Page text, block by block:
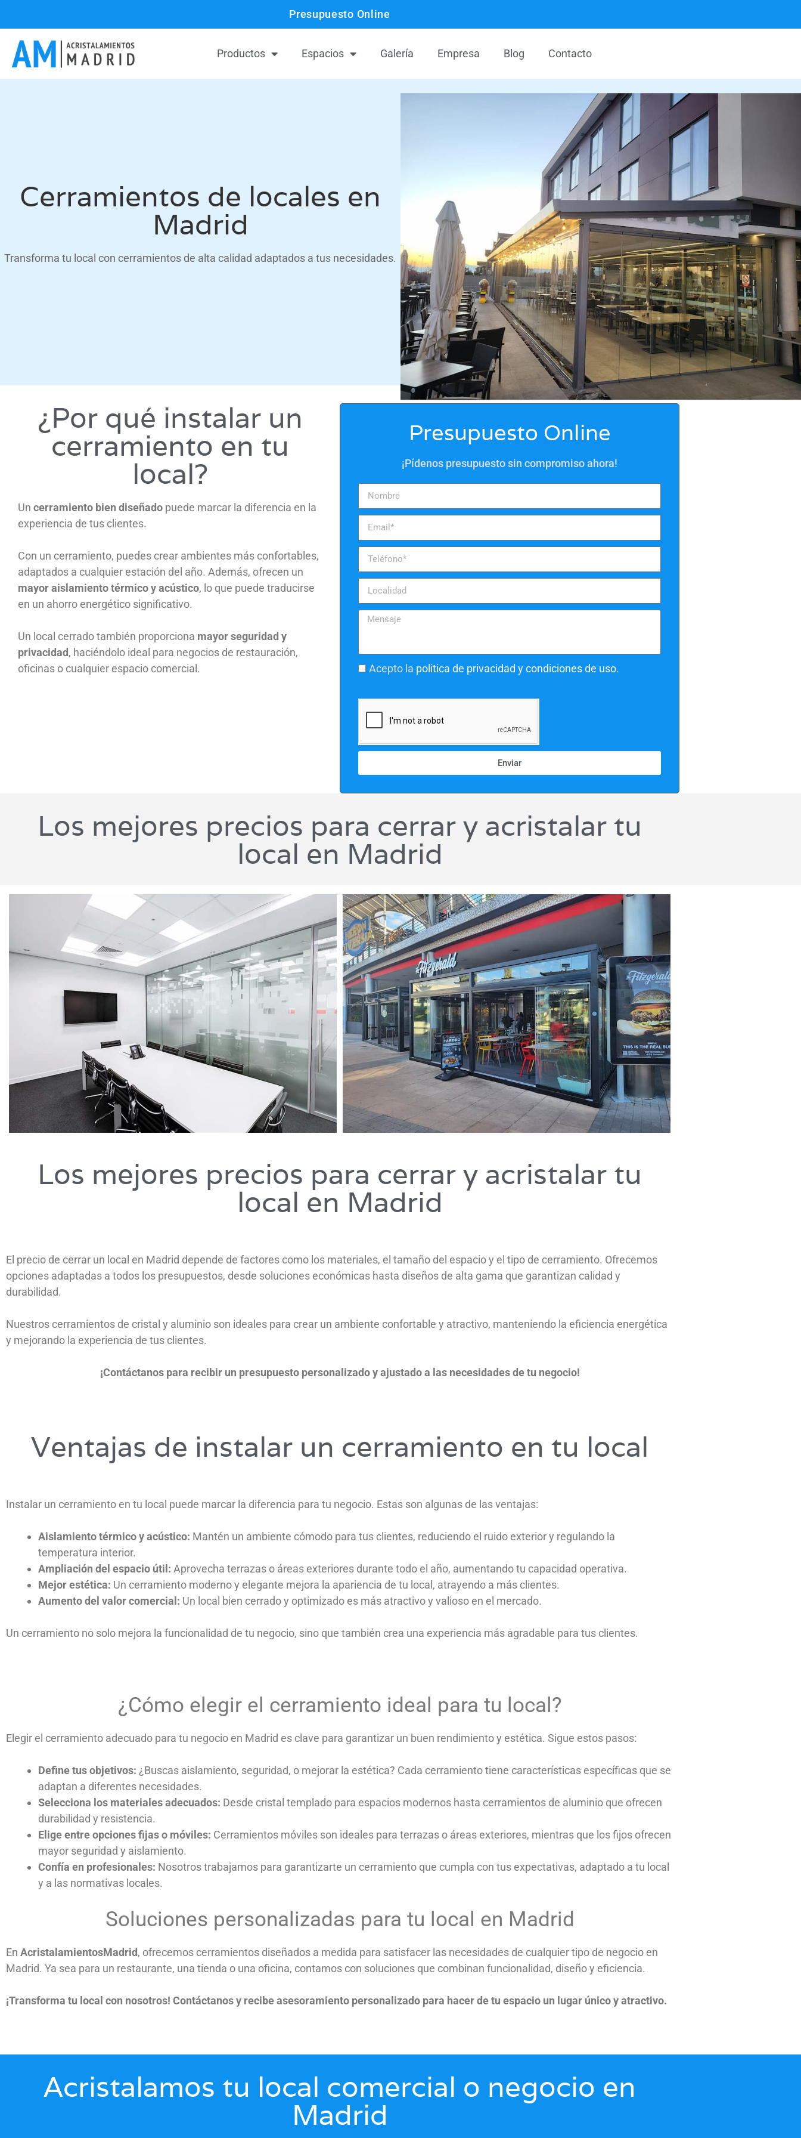
Presupuesto Online
Productos Espacios Galería Empresa Blog Contacto
Cerramientos de locales en
Madrid
Transforma tu local con cerramientos de alta calidad adaptados a tus necesidades.
¿Por qué instalar un
cerramiento en tu
local?
Un cerramiento bien diseñado puede marcar la diferencia en la
experiencia de tus clientes.
Con un cerramiento, puedes crear ambientes más confortables,
adaptados a cualquier estación del año. Además, ofrecen un
mayor aislamiento térmico y acústico, lo que puede traducirse
en un ahorro energético significativo.
Un local cerrado también proporciona mayor seguridad y
privacidad, haciéndolo ideal para negocios de restauración,
oficinas o cualquier espacio comercial.
Presupuesto Online
¡Pídenos presupuesto sin compromiso ahora!
Acepto la politica de privacidad y condiciones de uso.
Enviar
Los mejores precios para cerrar y acristalar tu
local en Madrid
Los mejores precios para cerrar y acristalar tu
local en Madrid
El precio de cerrar un local en Madrid depende de factores como los materiales, el tamaño del espacio y el tipo de cerramiento. Ofrecemos
opciones adaptadas a todos los presupuestos, desde soluciones económicas hasta diseños de alta gama que garantizan calidad y
durabilidad.
Nuestros cerramientos de cristal y aluminio son ideales para crear un ambiente confortable y atractivo, manteniendo la eficiencia energética
y mejorando la experiencia de tus clientes.
¡Contáctanos para recibir un presupuesto personalizado y ajustado a las necesidades de tu negocio!
Ventajas de instalar un cerramiento en tu local
Instalar un cerramiento en tu local puede marcar la diferencia para tu negocio. Estas son algunas de las ventajas:
Aislamiento térmico y acústico: Mantén un ambiente cómodo para tus clientes, reduciendo el ruido exterior y regulando la
temperatura interior.
Ampliación del espacio útil: Aprovecha terrazas o áreas exteriores durante todo el año, aumentando tu capacidad operativa.
Mejor estética: Un cerramiento moderno y elegante mejora la apariencia de tu local, atrayendo a más clientes.
Aumento del valor comercial: Un local bien cerrado y optimizado es más atractivo y valioso en el mercado.
Un cerramiento no solo mejora la funcionalidad de tu negocio, sino que también crea una experiencia más agradable para tus clientes.
¿Cómo elegir el cerramiento ideal para tu local?
Elegir el cerramiento adecuado para tu negocio en Madrid es clave para garantizar un buen rendimiento y estética. Sigue estos pasos:
Define tus objetivos: ¿Buscas aislamiento, seguridad, o mejorar la estética? Cada cerramiento tiene características específicas que se
adaptan a diferentes necesidades.
Selecciona los materiales adecuados: Desde cristal templado para espacios modernos hasta cerramientos de aluminio que ofrecen
durabilidad y resistencia.
Elige entre opciones fijas o móviles: Cerramientos móviles son ideales para terrazas o áreas exteriores, mientras que los fijos ofrecen
mayor seguridad y aislamiento.
Confía en profesionales: Nosotros trabajamos para garantizarte un cerramiento que cumpla con tus expectativas, adaptado a tu local
y a las normativas locales.
Soluciones personalizadas para tu local en Madrid
En AcristalamientosMadrid, ofrecemos cerramientos diseñados a medida para satisfacer las necesidades de cualquier tipo de negocio en
Madrid. Ya sea para un restaurante, una tienda o una oficina, contamos con soluciones que combinan funcionalidad, diseño y eficiencia.
¡Transforma tu local con nosotros! Contáctanos y recibe asesoramiento personalizado para hacer de tu espacio un lugar único y atractivo.
Acristalamos tu local comercial o negocio en
Madrid